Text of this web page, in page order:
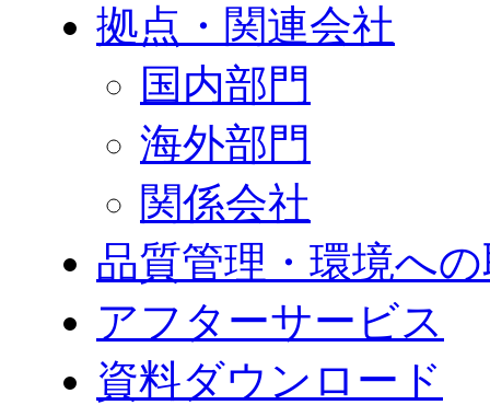
拠点・関連会社
国内部門
海外部門
関係会社
品質管理・環境へ
アフターサービス
資料ダウンロード